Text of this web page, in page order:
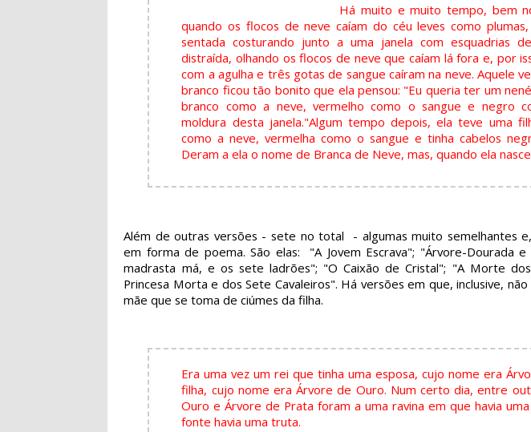
Há muito e muito tempo, bem
quando os flocos de neve caíam do céu leves como
sentada costurando junto a uma janela com esquadrias
distraída, olhando os flocos de neve que caíam lá fora e, por
com a agulha e três gotas de sangue caíram na neve. Aquele
branco ficou tão bonito que ela pensou: "Eu queria ter um
branco como a neve, vermelho como o sangue e negro
moldura desta janela."Algum tempo depois, ela teve uma
como a neve, vermelha como o sangue e tinha cabelos
Deram a ela o nome de Branca de Neve, mas, quando ela
Além de outras versões - sete no total - algumas muito semelhantes
em forma de poema. São elas: "A Jovem Escrava"; "Árvore-Dourada
madrasta má, e os sete ladrões"; "O Caixão de Cristal"; "A Morte
Princesa Morta e dos Sete Cavaleiros". Há versões em que, inclusive,
mãe que se toma de ciúmes da filha.
Era uma vez um rei que tinha uma esposa, cujo nome era
filha, cujo nome era Árvore de Ouro. Num certo dia, entre
Ouro e Árvore de Prata foram a uma ravina em que havia
fonte havia uma truta.